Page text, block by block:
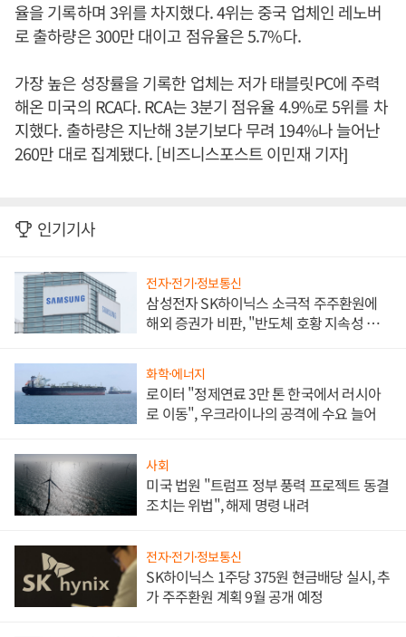
율을 기록하며 3위를 차지했다. 4위는 중국 업체인 레노버
로 출하량은 300만 대이고 점유율은 5.7%다.
가장 높은 성장률을 기록한 업체는 저가 태블릿PC에 주력
해온 미국의 RCA다. RCA는 3분기 점유율 4.9%로 5위를 차
지했다. 출하량은 지난해 3분기보다 무려 194%나 늘어난
260만 대로 집계됐다. [비즈니스포스트 이민재 기자]
인기기사
전자·전기·정보통신
삼성전자 SK하이닉스 소극적 주주환원에
해외 증권가 비판, "반도체 호황 지속성 의
화학·에너지
로이터 "정제연료 3만 톤 한국에서 러시아
로 이동", 우크라이나의 공격에 수요 늘어
사회
미국 법원 "트럼프 정부 풍력 프로젝트 동결
조치는 위법", 해제 명령 내려
전자·전기·정보통신
SK하이닉스 1주당 375원 현금배당 실시, 추
가 주주환원 계획 9월 공개 예정